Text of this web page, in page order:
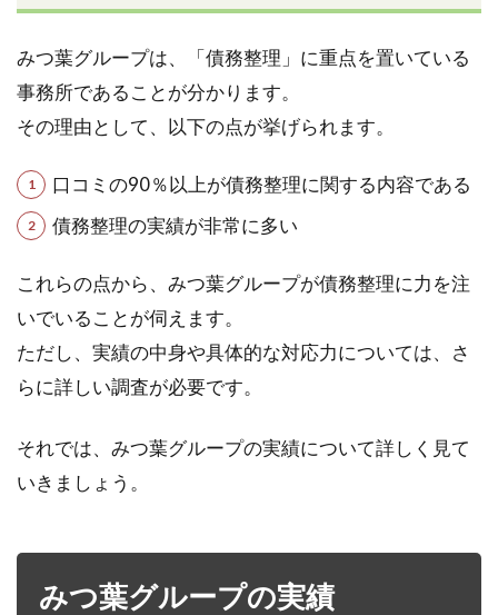
みつ葉グループは、「債務整理」に重点を置いている
事務所であることが分かります。
その理由として、以下の点が挙げられます。
口コミの90％以上が債務整理に関する内容である
債務整理の実績が非常に多い
これらの点から、みつ葉グループが債務整理に力を注
いでいることが伺えます。
ただし、実績の中身や具体的な対応力については、さ
らに詳しい調査が必要です。
それでは、みつ葉グループの実績について詳しく見て
いきましょう。
みつ葉グループの実績